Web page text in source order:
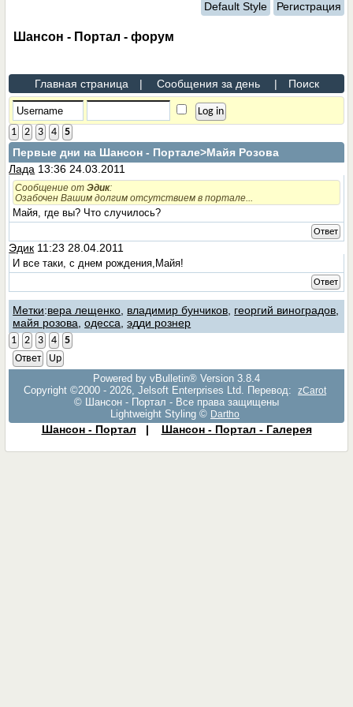
Default Style Регистрация
Шансон - Портал - форум
Главная страница | Сообщения за день | Поиск
1 2 3 4 5
Первые дни на Шансон - Портале>Майя Розова
Лада 13:36 24.03.2011
Сообщение отЭдик:
Озабочен Вашим долгим отсутствием в портале...
Майя, где вы? Что случилось?
Ответ
Эдик 11:23 28.04.2011
И все таки, с днем рождения,Майя!
Ответ
Метки:вера лещенко владимир бунчиков георгий виноградов
майя розова ,одесса ,эдди рознер
1 2 3 4
5
Ответ
Up
Powered by vBulletin® Version 3.8.4
Copyright ©2000 - 2026, Jelsoft Enterprises Ltd. Перевод:
zCarot
© Шансон - Портал - Все права защищены
Lightweight Styling © Dartho
Шансон - Портал | Шансон - Портал - Галерея